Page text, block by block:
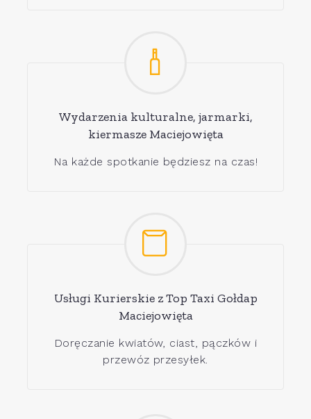
Wydarzenia kulturalne, jarmarki,
kiermasze Maciejowięta
Na każde spotkanie będziesz na czas!
Usługi Kurierskie z Top Taxi Gołdap
Maciejowięta
Doręczanie kwiatów, ciast, pączków i
przewóz przesyłek.